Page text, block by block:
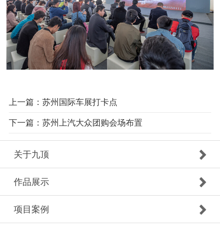
上一篇：苏州国际车展打卡点
下一篇：苏州上汽大众团购会场布置
关于九顶
作品展示
项目案例